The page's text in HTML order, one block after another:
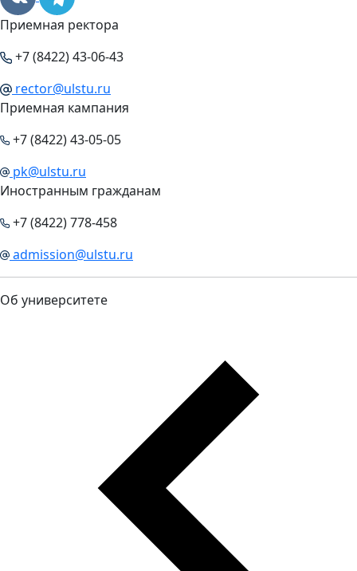
Приемная ректора
+7 (8422) 43-06-43
rector@ulstu.ru
Приемная кампания
+7 (8422) 43-05-05
pk@ulstu.ru
Иностранным гражданам
+7 (8422) 778-458
admission@ulstu.ru
Об университете